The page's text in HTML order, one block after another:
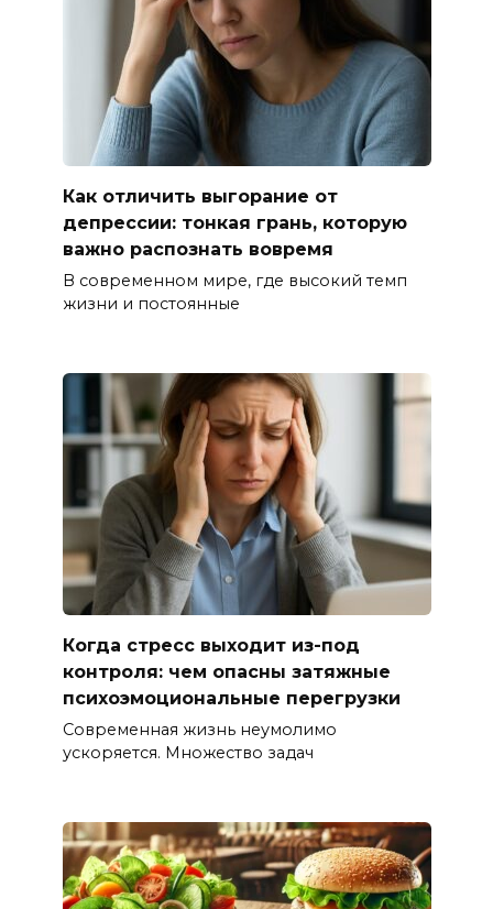
Как отличить выгорание от
депрессии: тонкая грань, которую
важно распознать вовремя
В современном мире, где высокий темп
жизни и постоянные
Когда стресс выходит из-под
контроля: чем опасны затяжные
психоэмоциональные перегрузки
Современная жизнь неумолимо
ускоряется. Множество задач